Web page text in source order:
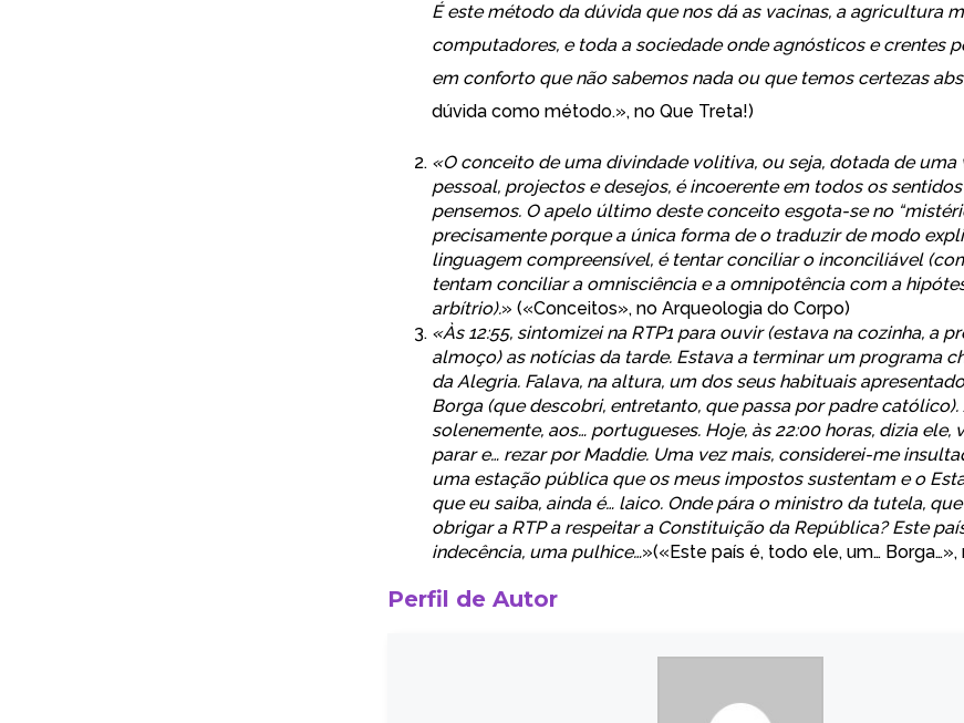
É este método da dúvida que nos dá as vacinas, a agricultura
computadores, e toda a sociedade onde agnósticos e crentes
em conforto que não sabemos nada ou que temos certezas
dúvida como método.», no Que Treta!)
«O conceito de uma divindade volitiva, ou seja, dotada de uma
pessoal, projectos e desejos, é incoerente em todos os
pensemos. O apelo último deste conceito esgota-se no
precisamente porque a única forma de o traduzir de modo
linguagem compreensível, é tentar conciliar o inconciliável
tentam conciliar a omnisciência e a omnipotência com a
arbítrio).» («Conceitos», no Arqueologia do Corpo)
«Às 12:55, sintomizei na RTP1 para ouvir (estava na cozinha, a
almoço) as notícias da tarde. Estava a terminar um programa
da Alegria. Falava, na altura, um dos seus habituais
Borga (que descobri, entretanto, que passa por padre católico).
solenemente, aos… portugueses. Hoje, às 22:00 horas, dizia ele,
parar e… rezar por Maddie. Uma vez mais, considerei-me
uma estação pública que os meus impostos sustentam e o
que eu saiba, ainda é… laico. Onde pára o ministro da tutela,
obrigar a RTP a respeitar a Constituição da República? Este
indecência, uma pulhice…»(«Este país é, todo ele, um… Borga…»,
Perfil de Autor